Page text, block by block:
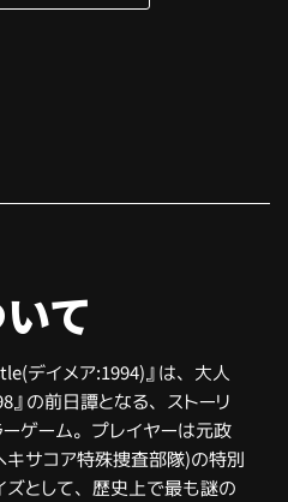
て
デイメア:1994)』は、大人
』の前日譚となる、ストーリ
ゲーム。プレイヤーは元政
キサコア特殊捜査部隊)の特別
ズとして、歴史上で最も謎の